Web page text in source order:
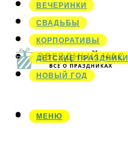
ВЕЧЕРИНКИ
СВАДЬБЫ
КОРПОРАТИВЫ
ДЕТСКИЕ ПРАЗДНИКИ
НОВЫЙ ГОД
МЕНЮ
МЕНЮ